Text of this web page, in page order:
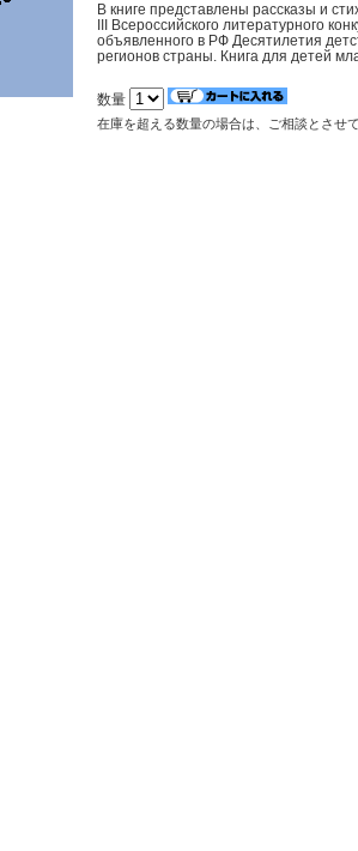
В книге представлены рассказы и
III Всероссийского литературного
объявленного в РФ Десятилетия
регионов страны. Книга для детей
数量
在庫を超える数量の場合は、ご相談とさせ